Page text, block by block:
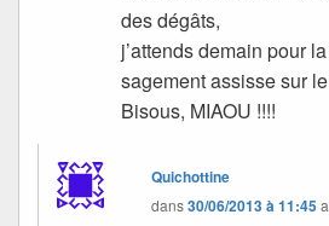
des dégâts,
j’attends demain pour
sagement assisse sur
Bisous, MIAOU !!!!
Quichottine
dans30/06/2013 à 11:45